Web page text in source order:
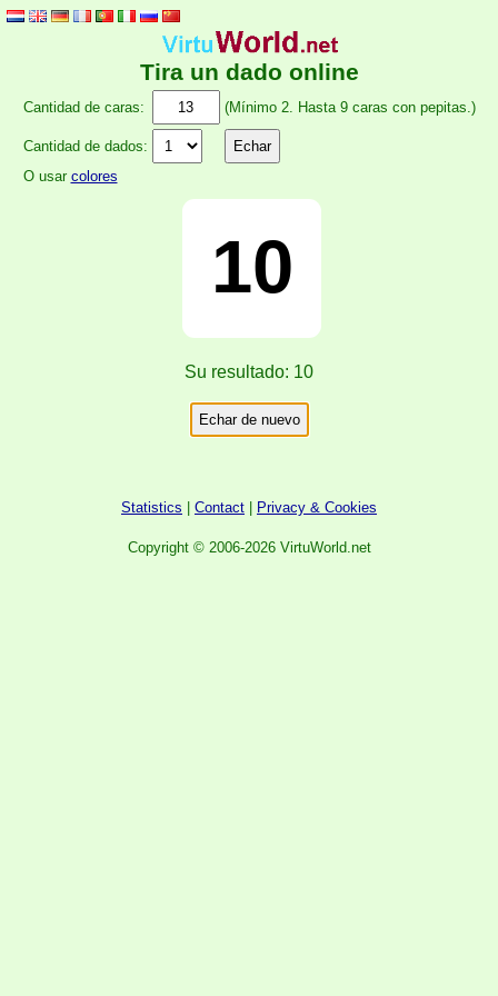
Tira un dado online
Cantidad de caras: (Mínimo 2. Hasta 9 caras con pepitas.)
Cantidad de dados:
O usar colores
10
Su resultado: 10
Echar de nuevo
Statistics Contact Privacy & Cookies
Copyright © 2006-2026 VirtuWorld.net